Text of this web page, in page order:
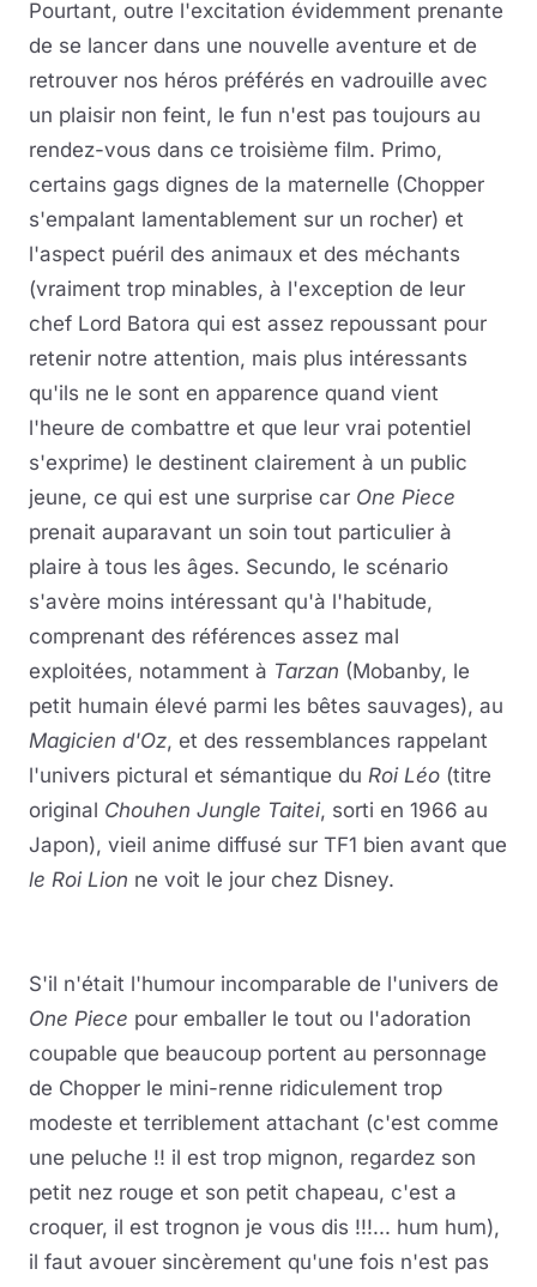
Pourtant, outre l'excitation évidemment prenante
de se lancer dans une nouvelle aventure et de
retrouver nos héros préférés en vadrouille avec
un plaisir non feint, le fun n'est pas toujours au
rendez-vous dans ce troisième film. Primo,
certains gags dignes de la maternelle (Chopper
s'empalant lamentablement sur un rocher) et
l'aspect puéril des animaux et des méchants
(vraiment trop minables, à l'exception de leur
chef Lord Batora qui est assez repoussant pour
retenir notre attention, mais plus intéressants
qu'ils ne le sont en apparence quand vient
l'heure de combattre et que leur vrai potentiel
s'exprime) le destinent clairement à un public
jeune, ce qui est une surprise car One Piece
prenait auparavant un soin tout particulier à
plaire à tous les âges. Secundo, le scénario
s'avère moins intéressant qu'à l'habitude,
comprenant des références assez mal
exploitées, notamment à Tarzan (Mobanby, le
petit humain élevé parmi les bêtes sauvages), au
Magicien d'Oz, et des ressemblances rappelant
l'univers pictural et sémantique du Roi Léo (titre
original Chouhen Jungle Taitei, sorti en 1966 au
Japon), vieil anime diffusé sur TF1 bien avant que
le Roi Lion ne voit le jour chez Disney.
S'il n'était l'humour incomparable de l'univers de
One Piece pour emballer le tout ou l'adoration
coupable que beaucoup portent au personnage
de Chopper le mini-renne ridiculement trop
modeste et terriblement attachant (c'est comme
une peluche !! il est trop mignon, regardez son
petit nez rouge et son petit chapeau, c'est a
croquer, il est trognon je vous dis !!!... hum hum),
il faut avouer sincèrement qu'une fois n'est pas